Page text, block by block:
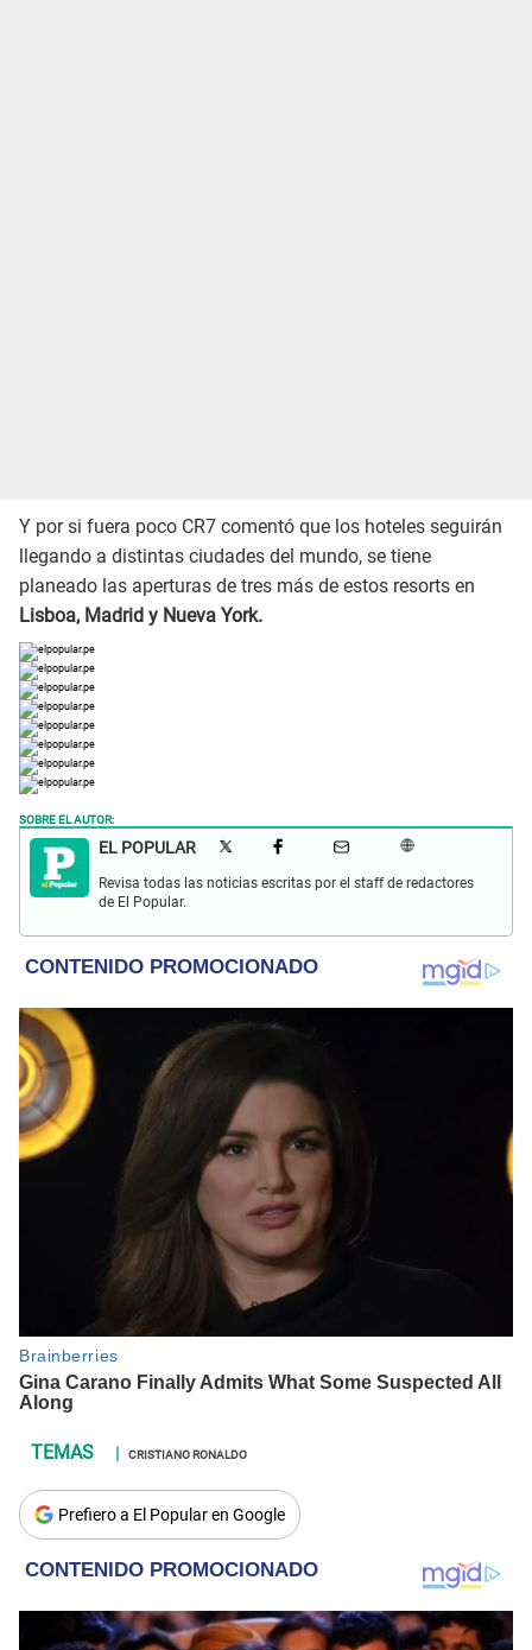
Y por si fuera poco CR7 comentó que los hoteles seguirán
llegando a distintas ciudades del mundo, se tiene
planeado las aperturas de tres más de estos resorts en
Lisboa, Madrid y Nueva York.
SOBRE EL AUTOR:
EL POPULAR
Revisa todas las noticias escritas por el staff de redactores
de El Popular.
CRISTIANO RONALDO
Prefiero a El Popular en Google